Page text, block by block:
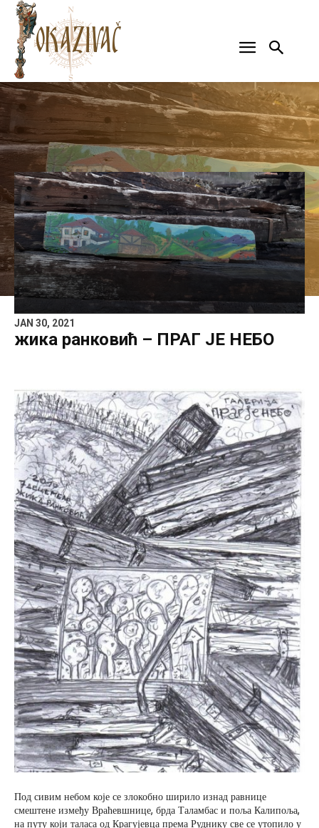
JAN 30, 2021
жика ранковић – ПРАГ ЈЕ НЕБО
Под сивим небом које се злокобно ширило изнад равнице
смештене између Враћевшнице, брда Таламбас и поља Калипоља,
на путу који таласа од Крагујевца према Руднику све се утопило у